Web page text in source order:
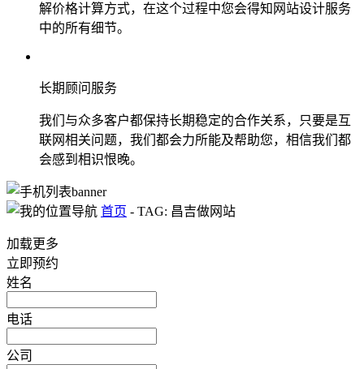
解价格计算方式，在这个过程中您会得知网站设计服务
中的所有细节。
长期顾问服务
我们与众多客户都保持长期稳定的合作关系，只要是互
联网相关问题，我们都会力所能及帮助您，相信我们都
会感到相识恨晚。
首页 - TAG: 昌吉做网站
加载更多
立即预约
姓名
电话
公司